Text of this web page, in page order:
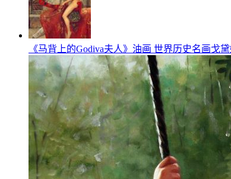
《马背上的Godiva夫人》油画 世界历史名画戈